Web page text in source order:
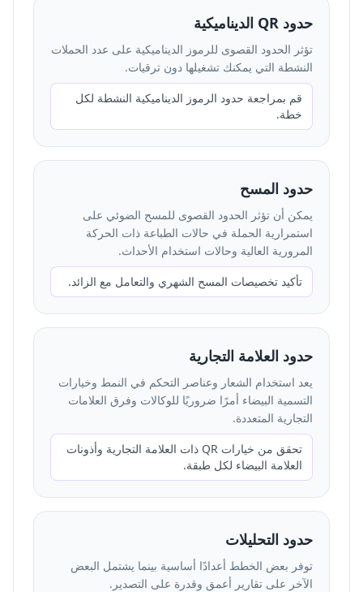
حدود QR الديناميكية
تؤثر الحدود القصوى للرموز الديناميكية على عدد الحملات
النشطة التي يمكنك تشغيلها دون ترقيات.
قم بمراجعة حدود الرموز الديناميكية النشطة لكل
خطة.
حدود المسح
يمكن أن تؤثر الحدود القصوى للمسح الضوئي على
استمرارية الحملة في حالات الطباعة ذات الحركة
المرورية العالية وحالات استخدام الأحداث.
تأكيد تخصيصات المسح الشهري والتعامل مع الزائد.
حدود العلامة التجارية
يعد استخدام الشعار وعناصر التحكم في النمط وخيارات
التسمية البيضاء أمرًا ضروريًا للوكالات وفرق العلامات
التجارية المتعددة.
تحقق من خيارات QR ذات العلامة التجارية وأذونات
العلامة البيضاء لكل طبقة.
حدود التحليلات
توفر بعض الخطط أعدادًا أساسية بينما يشتمل البعض
الآخر على تقارير أعمق وقدرة على التصدير.